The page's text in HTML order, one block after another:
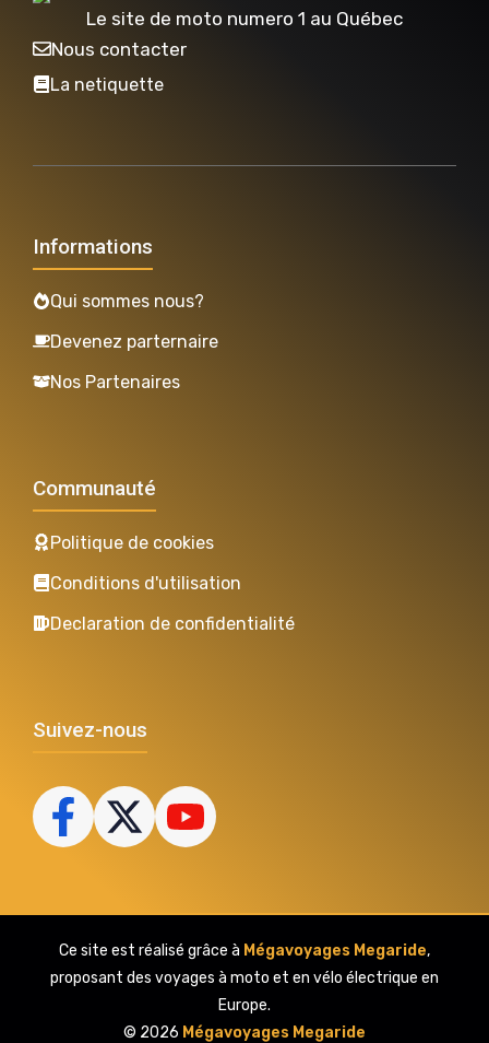
Le site de moto numero 1 au Québec
Nous contacter
La netiquette
Informations
Qui sommes nous?
Devenez parternaire
Nos Partenaires
Communauté
Politique de cookies
Conditions d'utilisation
Declaration de confidentialité
Suivez-nous
Ce site est réalisé grâce à Mégavoyages Megaride,
proposant des voyages à moto et en vélo électrique en
Europe.
© 2026 Mégavoyages Megaride